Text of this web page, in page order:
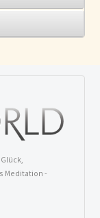
Meditation -